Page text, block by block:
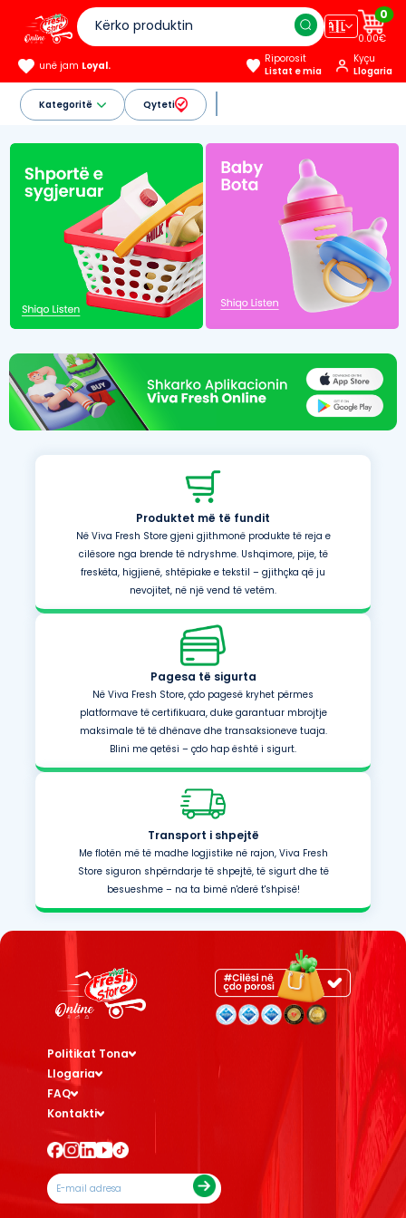
🇦🇱
0
0.00€
unë jam Loyal.
Riporosit
Listat e mia
Kyçu
Llogaria
Kategoritë Qyteti
Produktet më të fundit
Në Viva Fresh Store gjeni gjithmonë produkte të reja e
cilësore nga brende të ndryshme. Ushqimore, pije, të
freskëta, higjienë, shtëpiake e tekstil – gjithçka që ju
nevojitet, në një vend të vetëm.
Pagesa të sigurta
Në Viva Fresh Store, çdo pagesë kryhet përmes
platformave të certifikuara, duke garantuar mbrojtje
maksimale të të dhënave dhe transaksioneve tuaja.
Blini me qetësi – çdo hap është i sigurt.
Transport i shpejtë
Me flotën më të madhe logjistike në rajon, Viva Fresh
Store siguron shpërndarje të shpejtë, të sigurt dhe të
besueshme – na ta bimë n'derë t'shpisë!
Politikat Tona
Llogaria
FAQ
Kontakti